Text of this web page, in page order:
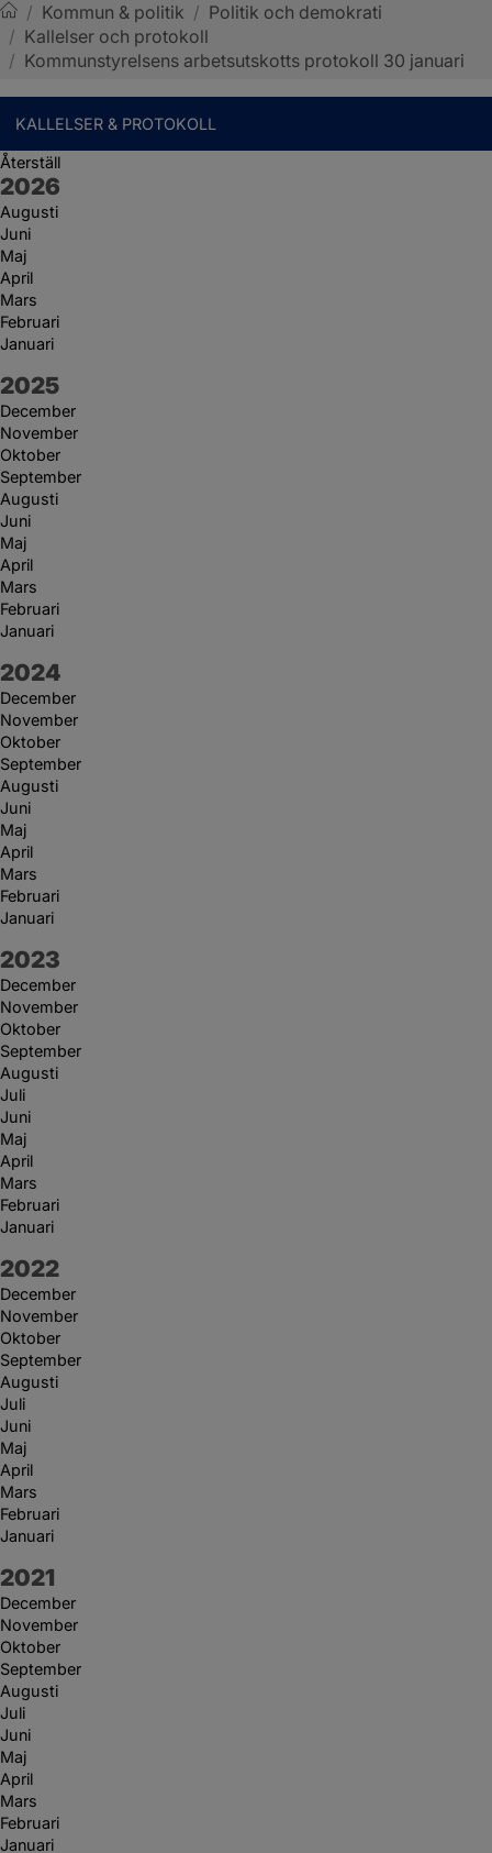
Sotenäs kommun
/ Kommun & politik / Politik och demokrati
/ Kallelser och protokoll
/ Kommunstyrelsens arbetsutskotts protokoll 30 januari
KALLELSER & PROTOKOLL
Återställ
År:
2026
Augusti
Juni
Maj
April
Mars
Februari
Januari
År:
2025
December
November
Oktober
September
Augusti
Juni
Maj
April
Mars
Februari
Januari
År:
2024
December
November
Oktober
September
Augusti
Juni
Maj
April
Mars
Februari
Januari
År:
2023
December
November
Oktober
September
Augusti
Juli
Juni
Maj
April
Mars
Februari
Januari
År:
2022
December
November
Oktober
September
Augusti
Juli
Juni
Maj
April
Mars
Februari
Januari
År:
2021
December
November
Oktober
September
Augusti
Juli
Juni
Maj
April
Mars
Februari
Januari